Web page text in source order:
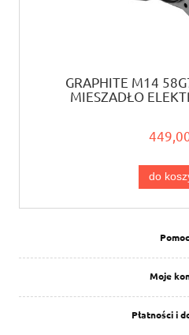
GRAPHITE M14
MIESZADŁO
do
Pomoc
Moje
Płatności i